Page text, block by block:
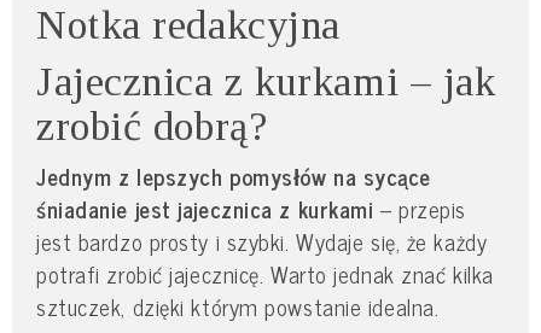
Notka redakcyjna
Jajecznica z kurkami – jak
zrobić dobrą?
Jednym z lepszych pomysłów na sycące
śniadanie jest jajecznica z kurkami – przepis
jest bardzo prosty i szybki. Wydaje się, że każdy
potrafi zrobić jajecznicę. Warto jednak znać kilka
sztuczek, dzięki którym powstanie idealna.